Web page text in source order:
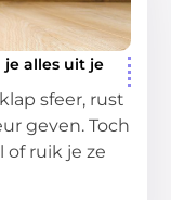
je alles uit je
sfeer, rust
geven. Toch
of ruik je ze